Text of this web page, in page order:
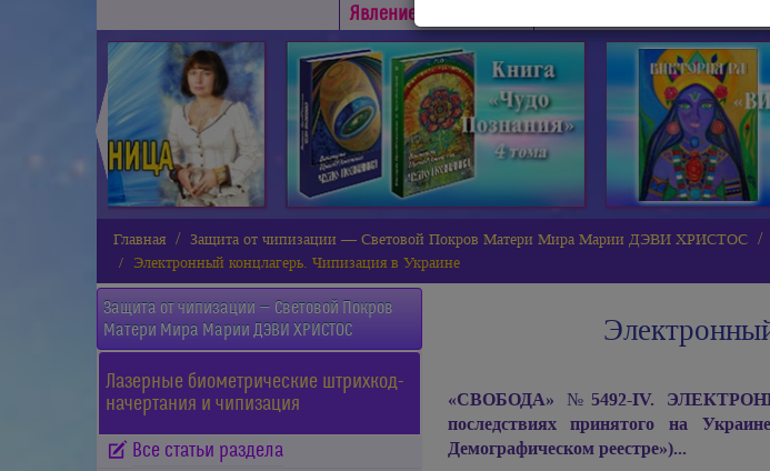
Явлениe Матери Мира
◄
Главная Защита от чипизации — Световой Покров Матери Мира Марии ДЭВИ ХРИСТОС
Электронный концлагерь. Чипизация в Украине
Защита от чипизации — Световой Покров
Матери Мира Марии ДЭВИ ХРИСТОС
Лазерные биометрические штрихкод-
начертания и чипизация
Все статьи раздела
«СВОБОДА» №5492-IV.
последствиях принятого на
Демографическом реестре»)...